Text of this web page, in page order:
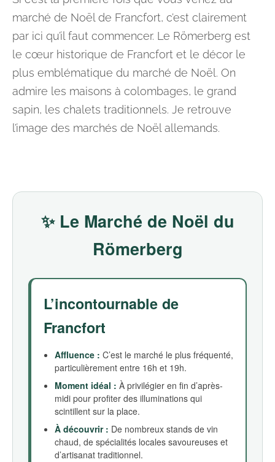
marché de Noël de Francfort, c’est clairement
par ici qu’il faut commencer. Le Römerberg est
le cœur historique de Francfort et le décor le
plus emblématique du marché de Noël. On
admire les maisons à colombages, le grand
sapin, les chalets traditionnels. Je retrouve
l’image des marchés de Noël allemands.
✨ Le Marché de Noël du
Römerberg
L’incontournable de
Francfort
Affluence : C’est le marché le plus fréquenté,
particulièrement entre 16h et 19h.
Moment idéal : À privilégier en fin d’après-
midi pour profiter des illuminations qui
scintillent sur la place.
À découvrir : De nombreux stands de vin
chaud, de spécialités locales savoureuses et
d’artisanat traditionnel.